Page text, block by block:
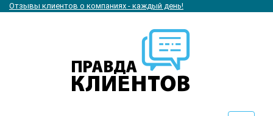
Отзывы клиентов о компаниях - каждый день!